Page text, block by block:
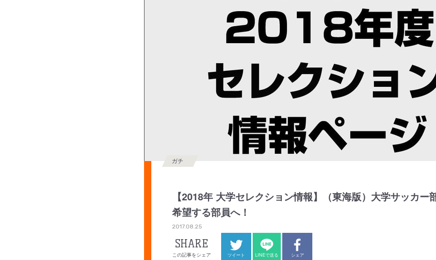
【2018年 大学セレクション情報】（東海版）大学サッカー
希望する部員へ！
ガチ
2017.08.25
SHARE
この記事をシェア ツイート LINEで送る シェア